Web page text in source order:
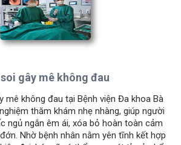
gây mê không đau
mê không đau tại Bệnh viện Đa khoa Bà
thăm khám nhẹ nhàng, giúp người
ngủ ngắn êm ái, xóa bỏ hoàn toàn cảm
Nhờ bệnh nhân nằm yên tĩnh kết hợp